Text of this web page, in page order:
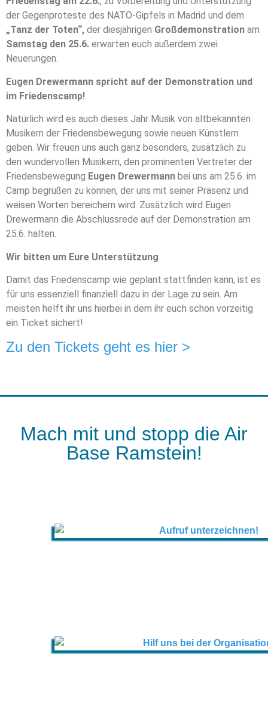
der Gegenproteste des NATO-Gipfels in Madrid und dem
„Tanz der Toten“, der diesjährigen Großdemonstration am
Samstag den 25.6. erwarten euch außerdem zwei
Neuerungen.
Eugen Drewermann spricht auf der Demonstration und
im Friedenscamp!
Natürlich wird es auch dieses Jahr Musik von altbekannten
Musikern der Friedensbewegung sowie neuen Künstlern
geben. Wir freuen uns auch ganz besonders, zusätzlich zu
den wundervollen Musikern, den prominenten Vertreter der
Friedensbewegung Eugen Drewermann bei uns am 25.6. im
Camp begrüßen zu können, der uns mit seiner Präsenz und
weisen Worten bereichern wird. Zusätzlich wird Eugen
Drewermann die Abschlussrede auf der Demonstration am
25.6. halten.
Wir bitten um Eure Unterstützung
Damit das Friedenscamp wie geplant stattfinden kann, ist es
für uns essenziell finanziell dazu in der Lage zu sein. Am
meisten helft ihr uns hierbei in dem ihr euch schon vorzeitig
ein Ticket sichert!
Zu den Tickets geht es hier >
Mach mit und stopp die Air
Base Ramstein!